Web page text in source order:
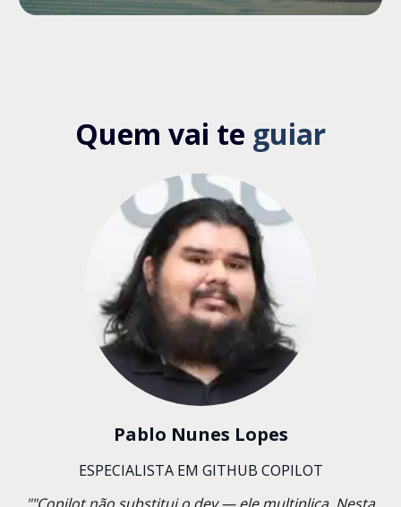
Quem vai te guiar
Pablo Nunes Lopes
ESPECIALISTA EM GITHUB COPILOT